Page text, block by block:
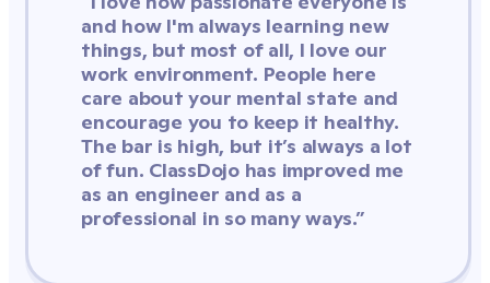
and how I'm always learning new
things, but most of all, I love our
work environment. People here
care about your mental state and
encourage you to keep it healthy.
The bar is high, but it’s always a lot
of fun. ClassDojo has improved me
as an engineer and as a
professional in so many ways.”